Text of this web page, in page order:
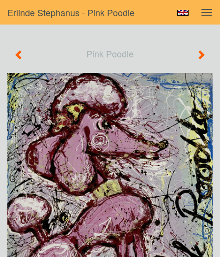
Erlinde Stephanus - Pink Poodle
Pink Poodle